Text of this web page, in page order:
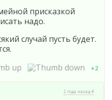
присказкой
надо.
случай пусть будет.
+2
2 года назад #